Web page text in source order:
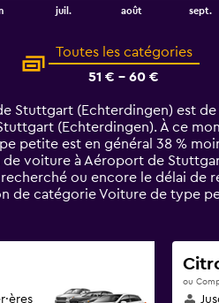
juil. août sept.
Toutes les catégories
51 € - 60 €
Stuttgart (Echterdingen) est
(Echterdingen). À ce
petite est en général 38 %
voiture à Aéroport de
ou encore le délai de
de catégorie Voiture de type
ou